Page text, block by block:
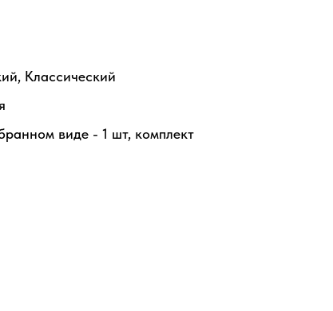
Классический
виде - 1 шт, комплект